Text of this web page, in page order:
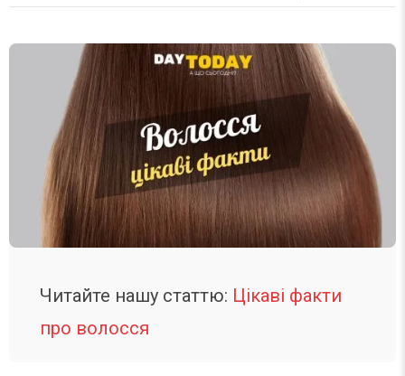
Читайте нашу статтю: Цікаві факти
про волосся